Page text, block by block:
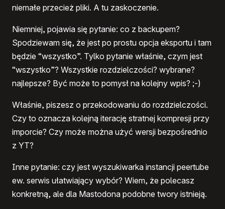
niemałe przecież pliki. A tu zaskoczenie.
Niemniej, pojawia się pytanie: co z backupem?
Spodziewam się, że jest po prostu opcja eksportu i tam
będzie “wszystko”. Tylko pytanie właśnie, czym jest
“wszystko”? Wszystkie rozdzielczości? wybrane?
najlepsze? Być może to pomysł na kolejny wpis? ;-)
Właśnie, piszesz o przekodowaniu do rozdzielczości.
Czy to oznacza kolejną iterację stratnej kompresji przy
imporcie? Czy może można użyć wersji bezpośrednio
z YT?
Inne pytanie: czy jest wyszukiwarka instancji peertube
ew. serwis ułatwiający wybór? Wiem, że polecasz
konkretną, ale dla Mastodona podobne twory istnieją.